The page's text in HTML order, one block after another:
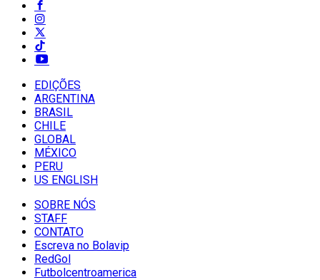
EDIÇÕES
ARGENTINA
BRASIL
CHILE
GLOBAL
MÉXICO
PERU
US ENGLISH
SOBRE NÓS
STAFF
CONTATO
Escreva no Bolavip
RedGol
Futbolcentroamerica